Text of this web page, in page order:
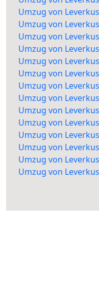
Umzug von
Umzug von
Umzug von
Umzug von
Umzug von
Umzug von
Umzug von
Umzug von
Umzug von
Umzug von
Umzug von
Umzug von
Umzug von
Umzug von